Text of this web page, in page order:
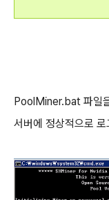
PoolMiner.bat 파일
서버에 정상적으로